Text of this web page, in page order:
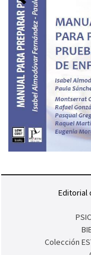
Editorial